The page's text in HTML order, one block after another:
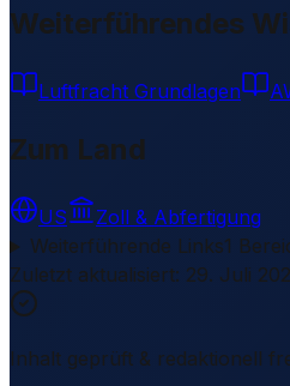
Weiterführendes
Luftfracht Grundlagen
Zum Land
US
Zoll & Abfertigung
Weiterführende Links1
Zuletzt aktualisiert: 29. Juli
Inhalt geprüft & redaktionell